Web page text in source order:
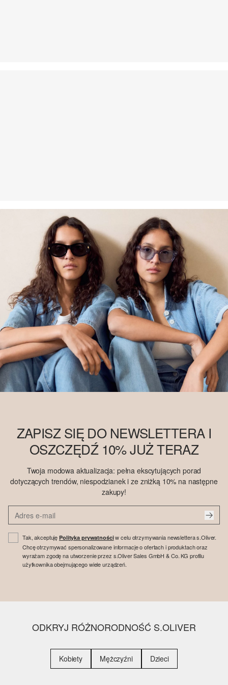
ZAPISZ SIĘ DO NEWSLETTERA I
OSZCZĘDŹ 10% JUŻ TERAZ
Twoja modowa aktualizacja: pełna ekscytujących porad
dotyczących trendów, niespodzianek i ze zniżką 10% na następne
zakupy!
Tak, akceptujęPolityka prywatnościw celu otrzymywania newslettera s.Oliver.
Chcę otrzymywać spersonalizowane informacje o ofertach i produktach oraz
wyrażam zgodę na utworzenie przez s.Oliver Sales GmbH & Co. KG profilu
użytkownika obejmującego wiele urządzeń.
ODKRYJ RÓŻNORODNOŚĆ S.OLIVER
Kobiety Mężczyźni Dzieci